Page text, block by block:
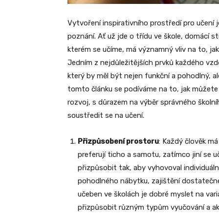
Vytvoření inspirativního prostředí pro učení
poznání. Ať už jde o třídu ve škole, domácí
kterém se učíme, má významný vliv na to,
Jedním z nejdůležitějších prvků každého
který by měl být nejen funkční a pohodlný,
tomto článku se podíváme na to, jak
rozvoj, s důrazem na výběr správného
soustředit se na učení.
Přizpůsobení prostoru: Každý člověk
preferují ticho a samotu, zatímco jiní se
přizpůsobit tak, aby vyhovoval
pohodlného nábytku, zajištění
učeben ve školách je dobré myslet na
přizpůsobit různým typům vyučování a